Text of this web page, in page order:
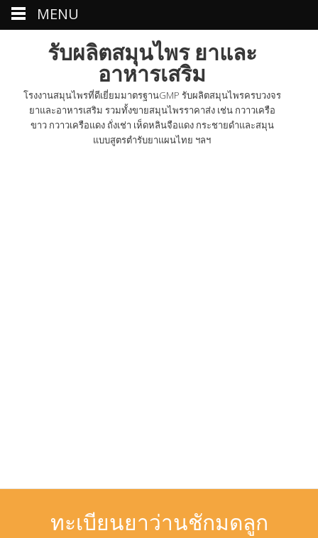
รับผลิตสมุนไพร ยาและ
อาหารเสริม
โรงงานสมุนไพรที่ดีเยี่ยมมาตรฐานGMP รับผลิตสมุนไพรครบวงจร
ยาและอาหารเสริม รวมทั้งขายสมุนไพรราคาส่ง เช่น กวาวเครือ
ขาว กวาวเครือแดง ถั่งเช่า เห็ดหลินจือแดง กระชายดำและสมุน
แบบสูตรตำรับยาแผนไทย ฯลฯ
ทะเบียนยาว่านชักมดลูก
MENU